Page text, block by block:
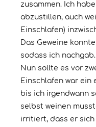
zusammen. Ich
abzustillen, auch
Einschlafen)
Das Geweine
sodass ich nachgab.
Nun sollte es vor
Einschlafen war ein
bis ich irgendwann
selbst weinen
irritiert, dass er